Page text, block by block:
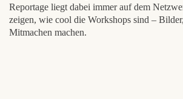
Reportage liegt dabei immer auf dem
zeigen, wie cool die Workshops sind –
Mitmachen machen.